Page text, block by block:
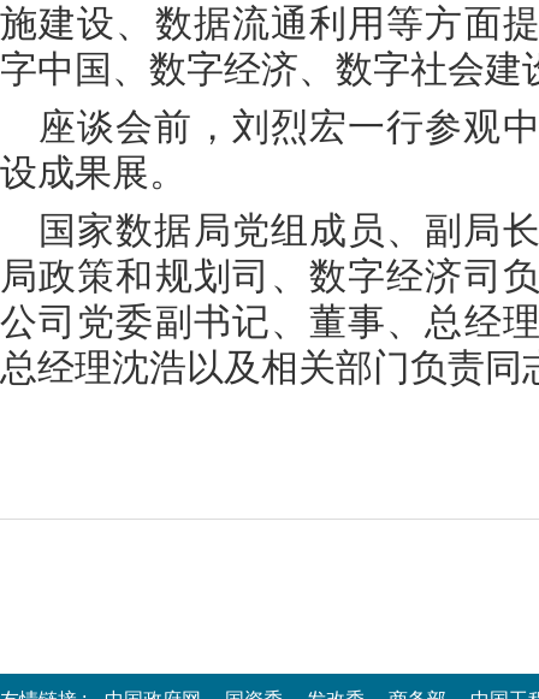
施建设、数据流通利用等方面
字中国、数字经济、数字社会建
座谈会前，刘烈宏一行参观
设成果展。
国家数据局党组成员、副局
局政策和规划司、数字经济司
公司党委副书记、董事、总经
总经理沈浩以及相关部门负责同